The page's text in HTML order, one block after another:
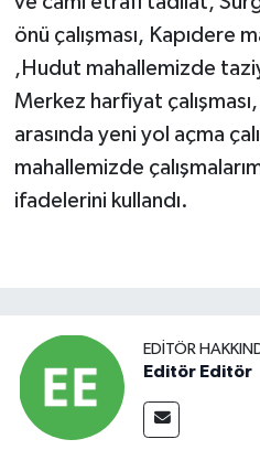
önü çalışması, Kapıdere
,Hudut mahallemizde
Merkez harfiyat
arasında yeni yol açma
mahallemizde
ifadelerini kullandı.
EDITÖR
Editör Editör